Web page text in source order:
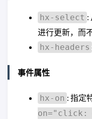
hx-select :
进行更新，而
hx-headers
事件属性
hx-on : 指定
on="click: